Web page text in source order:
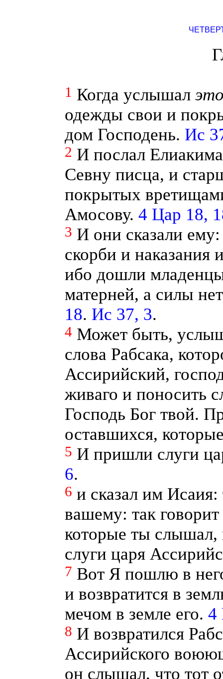
1 Когда услышал
одежды свои и
дом Господень. Ис
2 И послал
Севну писца, и
покрытых
Амосову. 4 Цар 18,
3 И они сказали ему:
скорби и наказания
ибо дошли
матерней, а силы
18. Ис 37, 3.
4 Может быть,
слова Рабсака,
Ассирийский,
живаго и поносить
Господь Бог твой.
оставшихся,
5 И пришли слуги
6.
6 и сказал им Исаия:
вашему: так
которые ты
слуги царя
7 Вот Я пошлю в
и возвратится в
мечом в земле его. 4
8 И возвратился
Ассирийского
он слышал, что тот